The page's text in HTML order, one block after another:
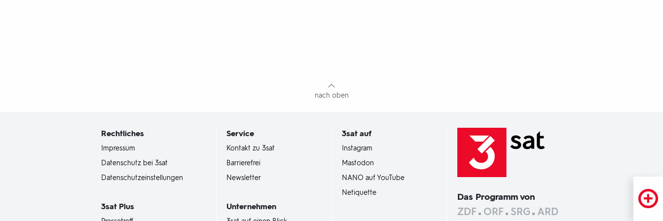
nach oben
Rechtliches
Impressum
Datenschutz bei 3sat
Datenschutzeinstellungen
3satPlus
Service
Kontakt zu 3sat
Barrierefrei
Newsletter
Unternehmen
3sat auf
Instagram
Mastodon
NANO auf YouTube
Netiquette
Das Programm von
ZDF ORF SRG ARD